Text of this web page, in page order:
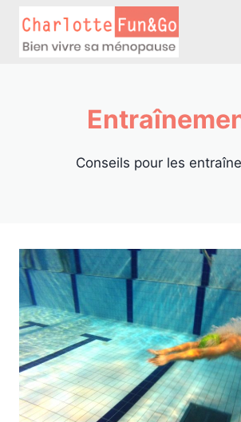
contenu
Conseils pour les